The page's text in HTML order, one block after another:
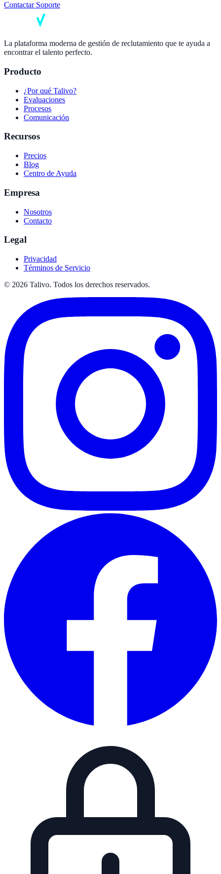
Contactar Soporte
La plataforma moderna de gestión de reclutamiento que te ayuda a
encontrar el talento perfecto.
Producto
¿Por qué Talivo?
Evaluaciones
Procesos
Comunicación
Recursos
Precios
Blog
Centro de Ayuda
Empresa
Nosotros
Contacto
Legal
Privacidad
Términos de Servicio
© 2026 Talivo. Todos los derechos reservados.